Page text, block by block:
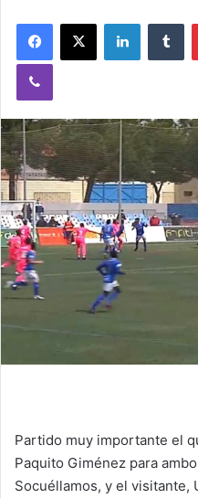
Partido muy importante el
Paquito Giménez para
Socuéllamos, y el visitante,